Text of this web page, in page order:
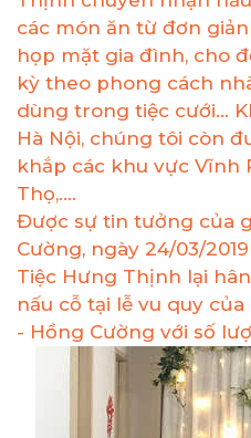
các món ăn từ đơn
họp mặt gia đình, cho
kỳ theo phong cách
dùng trong tiệc cưới...
Hà Nội, chúng tôi còn
khắp các khu vực Vĩnh
Thọ,....
Được sự tin tưởng của
Cường, ngày 24/03/
Tiệc Hưng Thịnh lại
nấu cỗ tại lễ vu quy
- Hồng Cường với số